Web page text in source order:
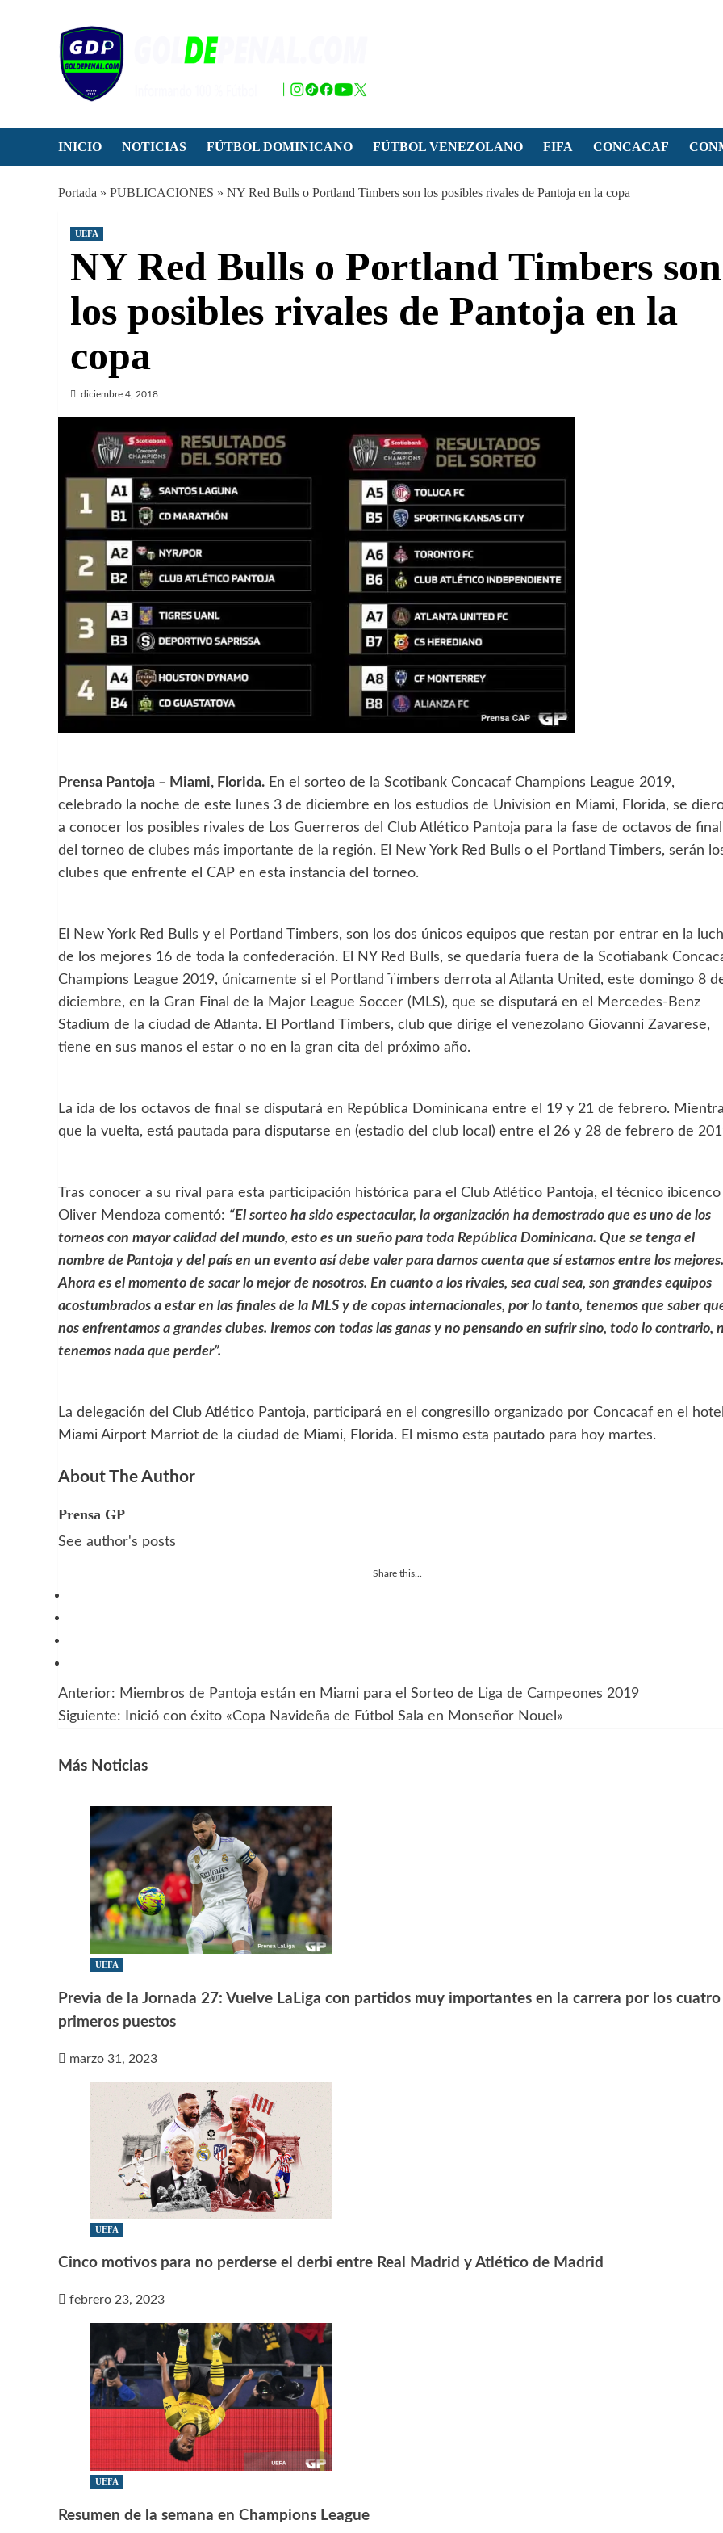
INICIO NOTICIAS FÚTBOL DOMINICANO FÚTBOL VENEZOLANO FIFA CONCACAF
Portada » PUBLICACIONES » NY Red Bulls o Portland Timbers son los posibles rivales de Pantoja en la copa
UEFA
NY Red Bulls o Portland Timbers son
los posibles rivales de Pantoja en la
copa
diciembre 4, 2018
Prensa Pantoja – Miami, Florida. En el sorteo de la Scotibank Concacaf Champions League 2019,
celebrado la noche de este lunes 3 de diciembre en los estudios de Univision en Miami, Florida, se
a conocer los posibles rivales de Los Guerreros del Club Atlético Pantoja para la fase de octavos de final
del torneo de clubes más importante de la región. El New York Red Bulls o el Portland Timbers, serán
clubes que enfrente el CAP en esta instancia del torneo.
El New York Red Bulls y el Portland Timbers, son los dos únicos equipos que restan por entrar en la
de los mejores 16 de toda la confederación. El NY Red Bulls, se quedaría fuera de la Scotiabank
Champions League 2019, únicamente si el Portland Timbers derrota al Atlanta United, este domingo 8
diciembre, en la Gran Final de la Major League Soccer (MLS), que se disputará en el Mercedes-Benz
Stadium de la ciudad de Atlanta. El Portland Timbers, club que dirige el venezolano Giovanni Zavarese,
tiene en sus manos el estar o no en la gran cita del próximo año.
La ida de los octavos de final se disputará en República Dominicana entre el 19 y 21 de febrero.
que la vuelta, está pautada para disputarse en (estadio del club local) entre el 26 y 28 de febrero de
Tras conocer a su rival para esta participación histórica para el Club Atlético Pantoja, el técnico ibicenco
Oliver Mendoza comentó: “El sorteo ha sido espectacular, la organización ha demostrado que es uno de los
torneos con mayor calidad del mundo, esto es un sueño para toda República Dominicana. Que se tenga el
nombre de Pantoja y del país en un evento así debe valer para darnos cuenta que sí estamos entre los mejores.
Ahora es el momento de sacar lo mejor de nosotros. En cuanto a los rivales, sea cual sea, son grandes equipos
acostumbrados a estar en las finales de la MLS y de copas internacionales, por lo tanto, tenemos que saber
nos enfrentamos a grandes clubes. Iremos con todas las ganas y no pensando en sufrir sino, todo lo contrario,
tenemos nada que perder”.
La delegación del Club Atlético Pantoja, participará en el congresillo organizado por Concacaf en el hotel
Miami Airport Marriot de la ciudad de Miami, Florida. El mismo esta pautado para hoy martes.
About The Author
Prensa GP
See author's posts
Share this...
Navegación
entradas
Anterior: Miembros de Pantoja están en Miami para el Sorteo de Liga de Campeones 2019
Siguiente:
Inició con éxito «Copa Navideña de Fútbol Sala en Monseñor Nouel»
Más Noticias
UEFA
Previa de la Jornada 27: Vuelve LaLiga con partidos muy importantes en la carrera por los cuatro
primeros puestos
marzo 31, 2023
UEFA
Cinco motivos para no perderse el derbi entre Real Madrid y Atlético de Madrid
febrero 23, 2023
UEFA
Resumen de la semana en Champions League